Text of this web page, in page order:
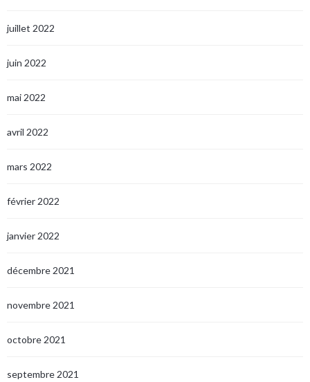
juillet 2022
juin 2022
mai 2022
avril 2022
mars 2022
février 2022
janvier 2022
décembre 2021
novembre 2021
octobre 2021
septembre 2021